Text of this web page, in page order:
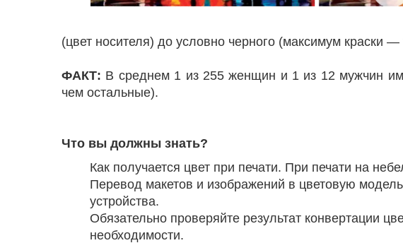
(цвет носителя) до условно черного (максимум
ФАКТ: В среднем 1 из 255 женщин и 1 из 12 мужчин
чем остальные).
Что вы должны знать?
Как получается цвет при печати. При печати на
Перевод макетов и изображений в цветовую
устройства.
Обязательно проверяйте результат конвертации
необходимости.